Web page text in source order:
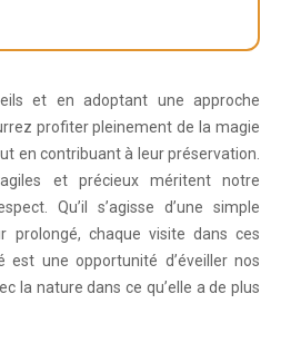
et en adoptant une approche
profiter pleinement de la magie
en contribuant à leur préservation.
et précieux méritent notre
Qu’il s’agisse d’une simple
prolongé, chaque visite dans ces
est une opportunité d’éveiller nos
la nature dans ce qu’elle a de plus